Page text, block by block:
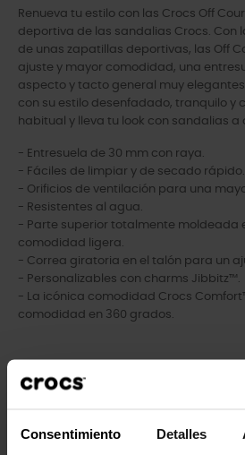
Consentimiento Detalles
Renueva tu estilo con las Crocs Off
deportiva de las sandalias Crocs. Con
de unas zapatillas deportivas, las Off
ajuste y mayor comodidad, una
aspecto y tacto general muy
con su estilo desenfadado, tranquilo y
habitual y lleva tu look con sandalias a
- Entresuela de 30 mm con raya.
- Fáciles de limpiar y de secado rápido.
- Orificios de ventilación para una
- Resistentes al agua.
- Parte superior totalmente moldeada
comodidad ligera.
- Correa giratoria en el talón para un
- Personalizables con charms Jibbitz™.
- La icónica comodidad Crocs
comodidad en 360 grados.
Los clientes que